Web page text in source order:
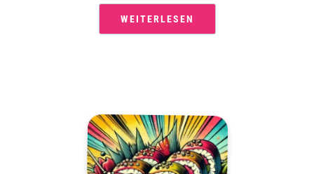
WEITERLESEN